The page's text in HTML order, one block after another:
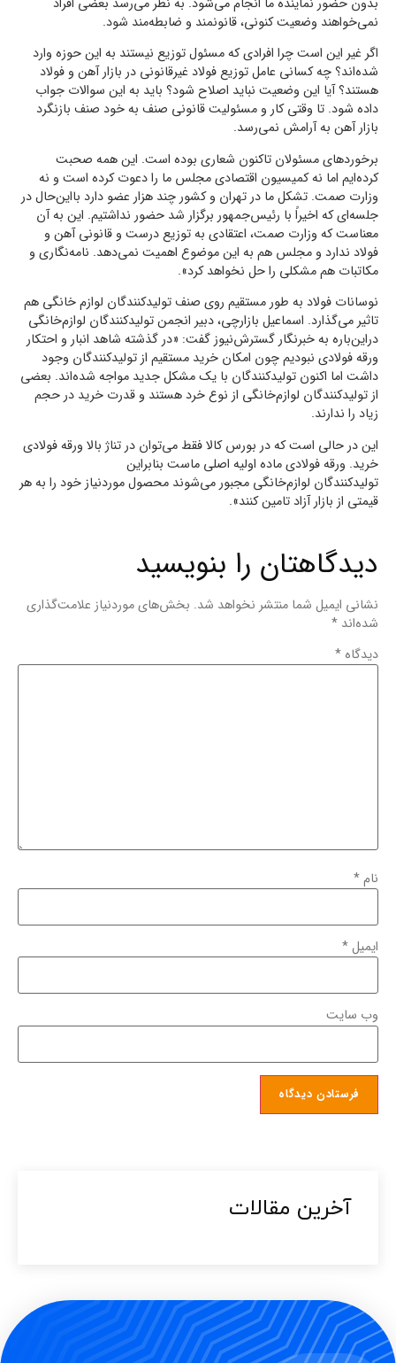
نمی‌خواهند وضعیت کنونی، قانونمند و ضابطه‌مند شود.
اگر غیر این است چرا افرادی که مسئول توزیع نیستند به این حوزه وارد
شده‌اند؟ چه کسانی عامل توزیع فولاد غیرقانونی در بازار آهن و فولاد
هستند؟ آیا این وضعیت نباید اصلاح شود؟ باید به این سوالات جواب
داده شود. تا وقتی کار و مسئولیت قانونی صنف به خود صنف بازنگرد
بازار آهن به آرامش نمی‌رسد.
برخوردهای مسئولان تاکنون شعاری بوده است. این همه صحبت
کرده‌ایم اما نه کمیسیون اقتصادی مجلس ما را دعوت کرده است و نه
وزارت صمت. تشکل ما در تهران و کشور چند هزار عضو دارد بااین‌حال در
جلسه‌ای که اخیراً با رئیس‌جمهور برگزار شد حضور نداشتیم. این به آن
معناست که وزارت صمت، اعتقادی به توزیع درست و قانونی آهن و
فولاد ندارد و مجلس هم به این موضوع اهمیت نمی‌دهد. نامه‌نگاری و
مکاتبات هم مشکلی را حل نخواهد کرد».
نوسانات فولاد به طور مستقیم روی صنف تولیدکنندگان لوازم خانگی هم
تاثیر می‌‌گذارد. اسماعیل بازارچی، دبیر انجمن تولیدکنندگان لوازم‌خانگی
دراین‌باره به خبرنگار گسترش‌نیوز گفت: «در گذشته شاهد انبار و احتکار
ورقه فولادی نبودیم چون امکان خرید مستقیم از تولیدکنندگان وجود
داشت اما اکنون تولیدکنندگان با یک مشکل جدید مواجه شده‌اند. بعضی
از تولیدکنندگان لوازم‌خانگی از نوع خرد هستند و قدرت خرید در حجم
زیاد را ندارند.
این در حالی است که در بورس کالا فقط می‌توان در تناژ بالا ورقه فولادی
خرید. ورقه فولادی ماده اولیه اصلی ماست بنابراین
تولیدکنندگان لوازم‌خانگی مجبور می‌شوند محصول موردنیاز خود را به هر
قیمتی از بازار آزاد تامین کنند».
دیدگاهتان را بنویسید
نشانی ایمیل شما منتشر نخواهد شد. بخش‌های موردنیاز علامت‌گذاری
شده‌اند *
دیدگاه *
نام*
ایمیل*
وب‌ سایت
آخرین مقالات​